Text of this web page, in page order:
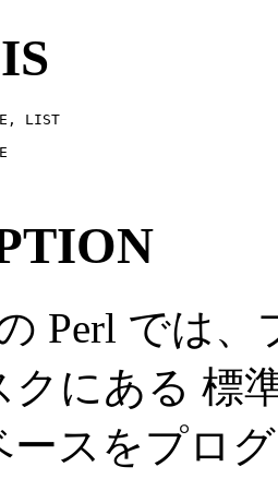
LIST
Perl では
クにある 標
スをプロ